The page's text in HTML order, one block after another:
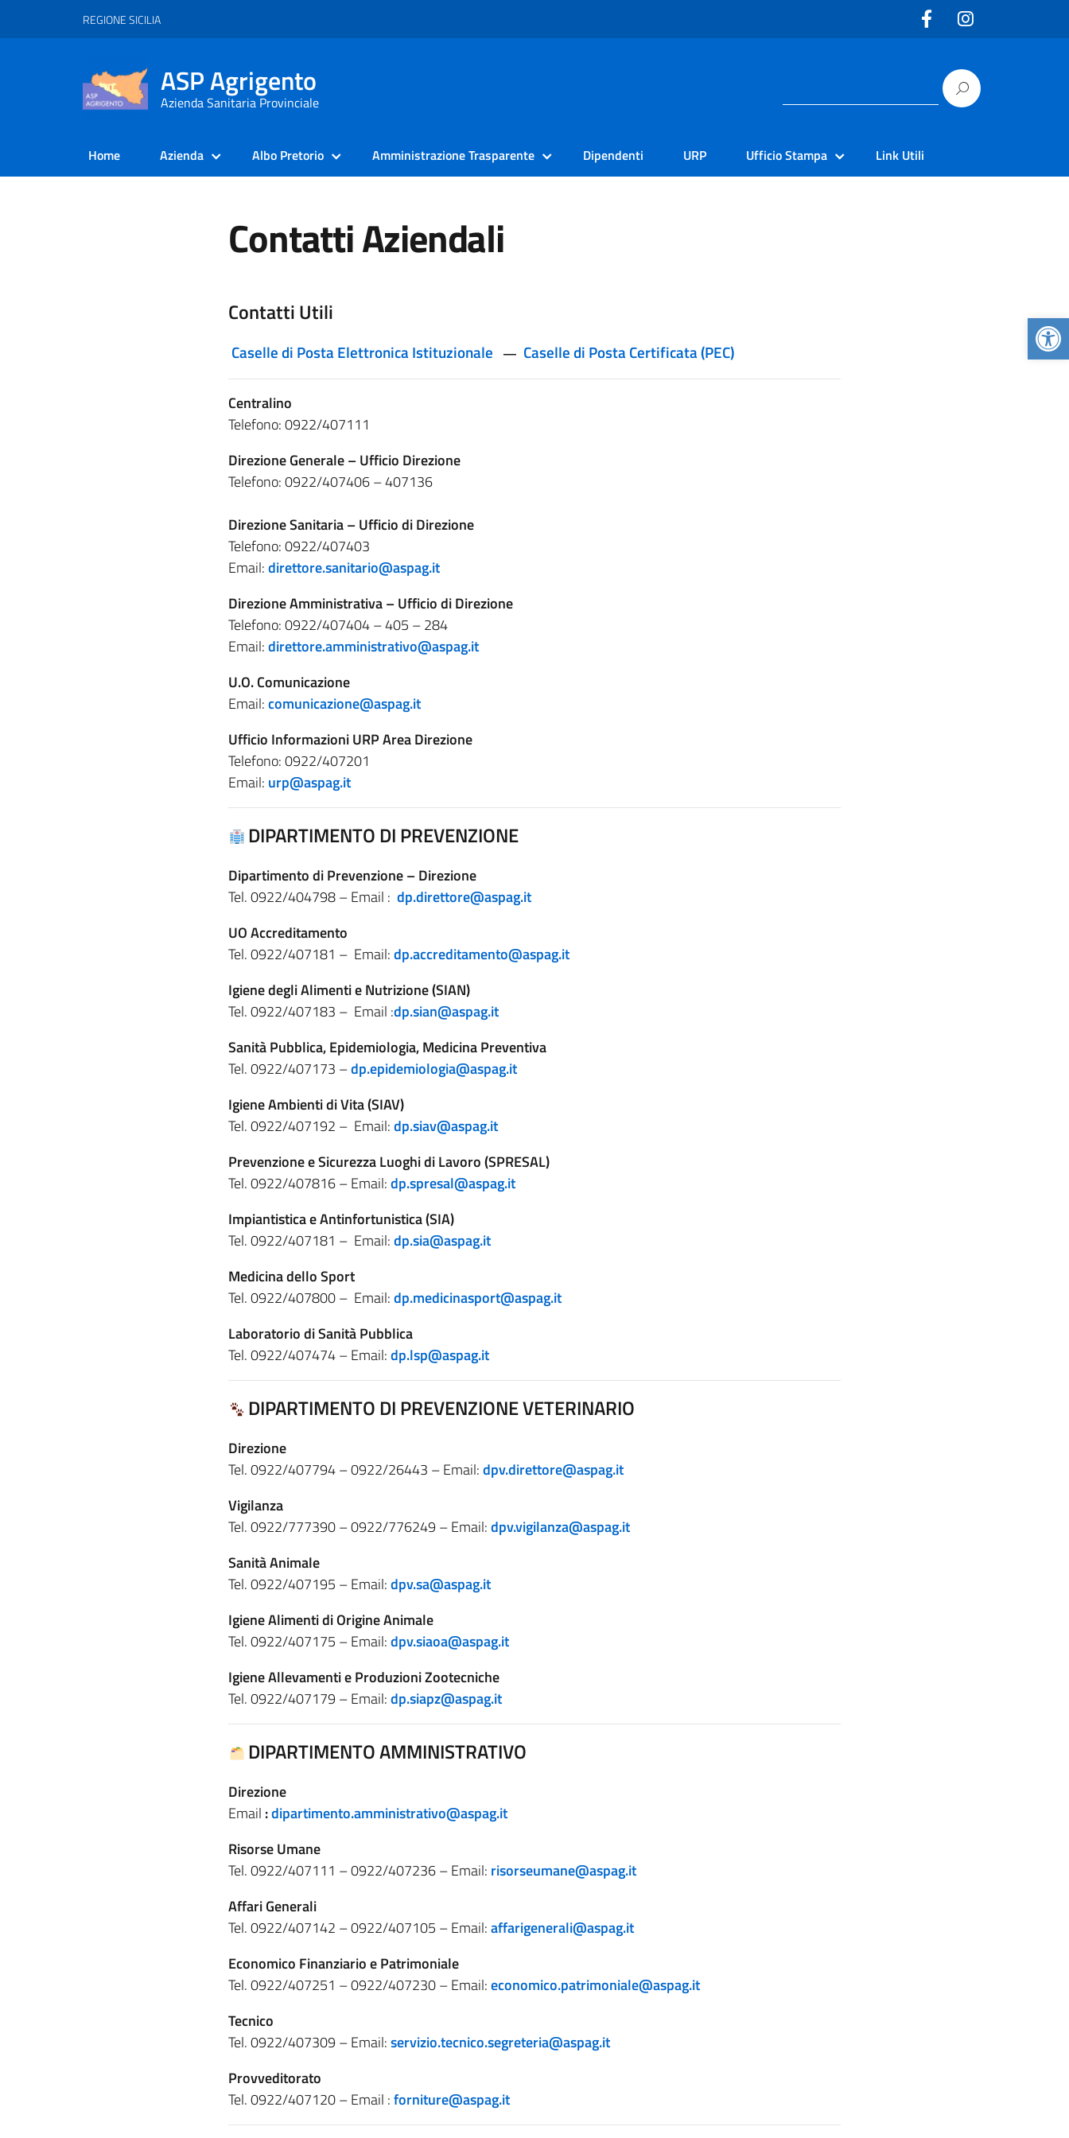
REGIONE SICILIA
ASP Agrigento
Azienda Sanitaria Provinciale
Home Azienda Albo Pretorio Amministrazione Trasparente Dipendenti URP Ufficio Stampa Link Utili
Contatti Aziendali
Contatti Utili
Caselle di Posta Elettronica Istituzionale — Caselle di Posta Certificata (PEC)
Centralino
Telefono: 0922/407111
Direzione Generale – Ufficio Direzione
Telefono: 0922/407406 – 407136
Direzione Sanitaria – Ufficio di Direzione
Telefono: 0922/407403
Email:direttore.sanitario@aspag.it
Direzione Amministrativa – Ufficio di Direzione
Telefono: 0922/407404 – 405 – 284
Email:direttore.amministrativo@aspag.it
U.O. Comunicazione
Email:comunicazione@aspag.it
Ufficio Informazioni URP Area Direzione
Telefono: 0922/407201
Email: urp@aspag.it
DIPARTIMENTO DI PREVENZIONE
Dipartimento di Prevenzione – Direzione
Tel. 0922/404798 – Email :dp.direttore@aspag.it
UO Accreditamento
Tel. 0922/407181 – Email:dp.accreditamento@aspag.it
Igiene degli Alimenti e Nutrizione (SIAN)
Tel. 0922/407183 – Email :dp.sian@aspag.it
Sanità Pubblica, Epidemiologia, Medicina Preventiva
Tel. 0922/407173 –dp.epidemiologia@aspag.it
Igiene Ambienti di Vita (SIAV)
Tel. 0922/407192 – Email:dp.siav@aspag.it
Prevenzione e Sicurezza Luoghi di Lavoro (SPRESAL)
Tel. 0922/407816 – Email:dp.spresal@aspag.it
Impiantistica e Antinfortunistica (SIA)
Tel. 0922/407181 – Email:dp.sia@aspag.it
Medicina dello Sport
Tel. 0922/407800 – Email:dp.medicinasport@aspag.it
Laboratorio di Sanità Pubblica
Tel. 0922/407474 – Email:dp.lsp@aspag.it
DIPARTIMENTO DI PREVENZIONE VETERINARIO
Direzione
Tel. 0922/407794 – 0922/26443 – Email:dpv.direttore@aspag.it
Vigilanza
Tel. 0922/777390 – 0922/776249 – Email:dpv.vigilanza@aspag.it
Sanità Animale
Tel. 0922/407195 – Email:dpv.sa@aspag.it
Igiene Alimenti di Origine Animale
Tel. 0922/407175 – Email:dpv.siaoa@aspag.it
Igiene Allevamenti e Produzioni Zootecniche
Tel. 0922/407179 – Email:dp.siapz@aspag.it
DIPARTIMENTO AMMINISTRATIVO
Direzione
Email :dipartimento.amministrativo@aspag.it
Risorse Umane
Tel. 0922/407111 – 0922/407236 – Email: risorseumane@aspag.it
Affari Generali
Tel. 0922/407142 – 0922/407105 – Email:affarigenerali@aspag.it
Economico Finanziario e Patrimoniale
Tel. 0922/407251 – 0922/407230 – Email:economico.patrimoniale@aspag.it
Tecnico
Tel. 0922/407309 – Email:servizio.tecnico.segreteria@aspag.it
Provveditorato
Tel. 0922/407120 – Email :forniture@aspag.it